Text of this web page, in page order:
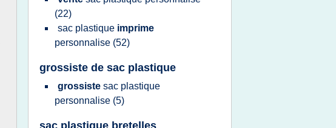
(22)
sac plastique imprime
personnalise (52)
grossiste de sac plastique
grossiste sac plastique
personnalise (5)
sac plastique bretelles